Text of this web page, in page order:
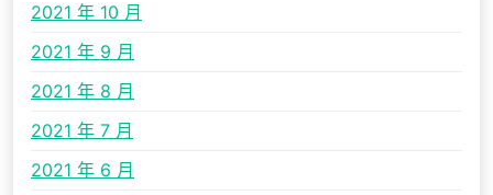
2021 年 10 月
2021 年 9 月
2021 年 8 月
2021 年 7 月
2021 年 6 月